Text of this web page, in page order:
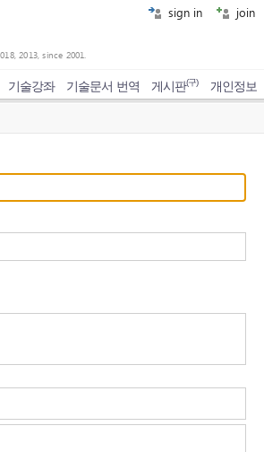
sign in join
2013, since 2001.
기술강좌 기술문서 번역 게시판(구) 개인정보